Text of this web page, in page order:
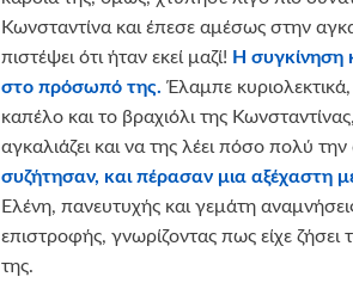
Κωνσταντίνα και έπεσε αμέσως στην
πιστέψει ότι ήταν εκεί μαζί! Η συγκίνηση
στο πρόσωπό της. Έλαμπε
καπέλο και το βραχιόλι της
αγκαλιάζει και να της λέει πόσο πολύ την
συζήτησαν, και πέρασαν μια αξέχαστη
Ελένη, πανευτυχής και γεμάτη
επιστροφής, γνωρίζοντας πως είχε ζήσει
της.